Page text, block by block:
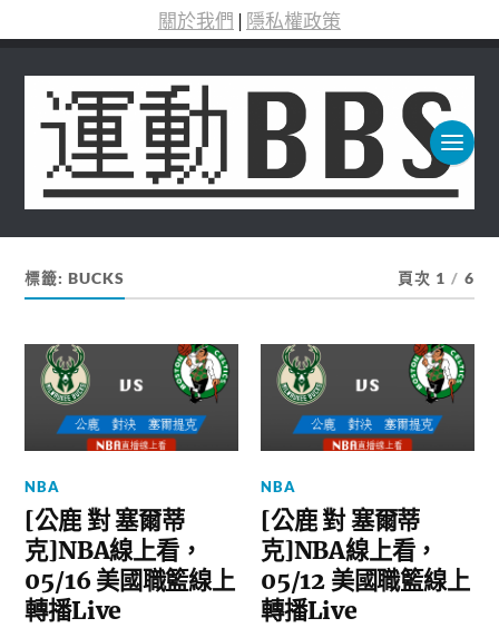
關於我們 | 隱私權政策
標籤:BUCKS 頁次 1 / 6
NBA
[公鹿 對 塞爾蒂
克]NBA線上看，
05/16 美國職籃線上
轉播Live
NBA
[公鹿 對 塞爾蒂
克]NBA線上看，
05/12 美國職籃線上
轉播Live